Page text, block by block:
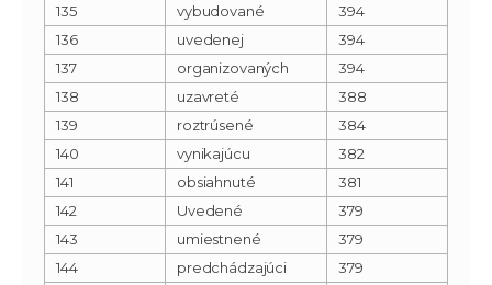
135
vybudované
394
136
uvedenej
394
137
organizovaných
394
138
uzavreté
388
139
roztrúsené
384
140
vynikajúcu
382
141
obsiahnuté
381
142
Uvedené
379
143
umiestnené
379
144
predchádzajúci
379